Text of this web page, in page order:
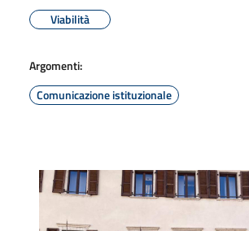
Viabilità
Argomenti:
Comunicazione istituzionale